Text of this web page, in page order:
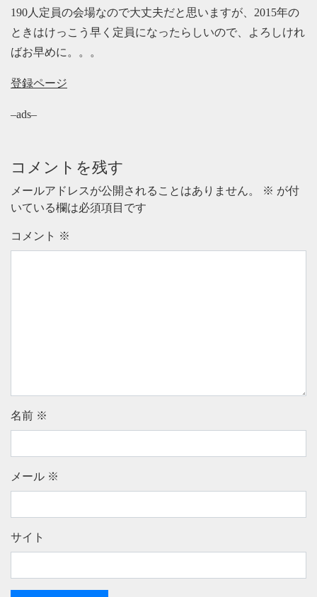
190人定員の会場なので大丈夫だと思いますが、2015年の
ときはけっこう早く定員になったらしいので、よろしけれ
ばお早めに。。。
登録ページ
–ads–
コメントを残す
メールアドレスが公開されることはありません。 ※ が付
いている欄は必須項目です
コメント ※
名前 ※
メール ※
サイト